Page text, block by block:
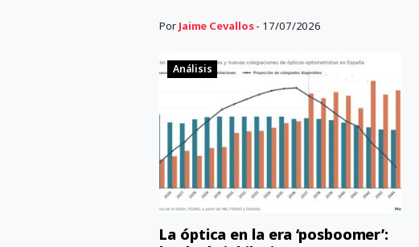
Por Jaime Cevallos- 17/07/2026
Análisis
La óptica en la era ‘posboomer’: